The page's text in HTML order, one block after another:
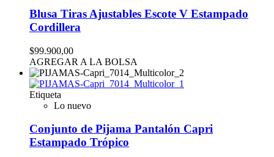
Blusa Tiras Ajustables Escote V Estampado
Cordillera
$99.900,00
AGREGAR A LA BOLSA
Etiqueta
Lo nuevo
Conjunto de Pijama Pantalón Capri
Estampado Trópico